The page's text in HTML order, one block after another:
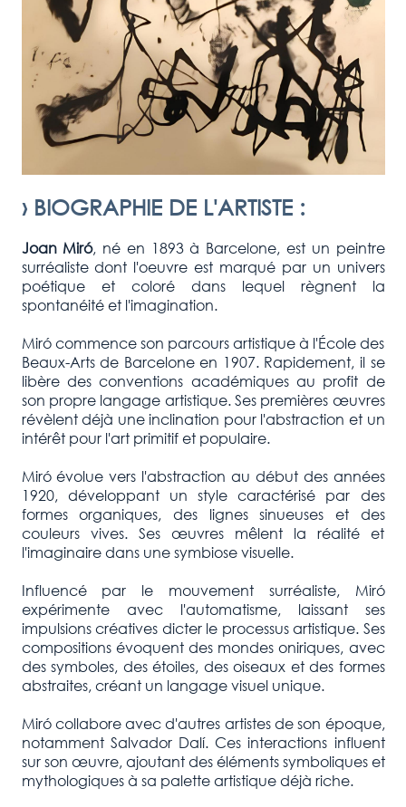
› BIOGRAPHIE DE L'ARTISTE:
Joan Miró, né en 1893 à Barcelone, est un peintre
surréaliste dont l'oeuvre est marqué par un univers
poétique et coloré dans lequel règnent la
spontanéité et l'imagination.
Miró commence son parcours artistique à l'École des
Beaux-Arts de Barcelone en 1907. Rapidement, il se
libère des conventions académiques au profit de
son propre langage artistique. Ses premières œuvres
révèlent déjà une inclination pour l'abstraction et un
intérêt pour l'art primitif et populaire.
Miró évolue vers l'abstraction au début des années
1920, développant un style caractérisé par des
formes organiques, des lignes sinueuses et des
couleurs vives. Ses œuvres mêlent la réalité et
l'imaginaire dans une symbiose visuelle.
Influencé par le mouvement surréaliste, Miró
expérimente avec l'automatisme, laissant ses
impulsions créatives dicter le processus artistique. Ses
compositions évoquent des mondes oniriques, avec
des symboles, des étoiles, des oiseaux et des formes
abstraites, créant un langage visuel unique.
Miró collabore avec d'autres artistes de son époque,
notamment Salvador Dalí. Ces interactions influent
sur son œuvre, ajoutant des éléments symboliques et
mythologiques à sa palette artistique déjà riche.